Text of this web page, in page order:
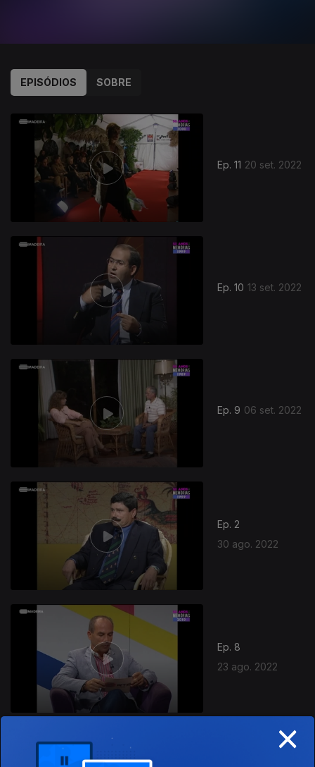
EPISÓDIOS SOBRE
Ep. 11 20 set. 2022
Ep. 10 13 set. 2022
Ep. 9 06 set. 2022
Ep. 2
30 ago. 2022
Ep. 8
23 ago. 2022
×